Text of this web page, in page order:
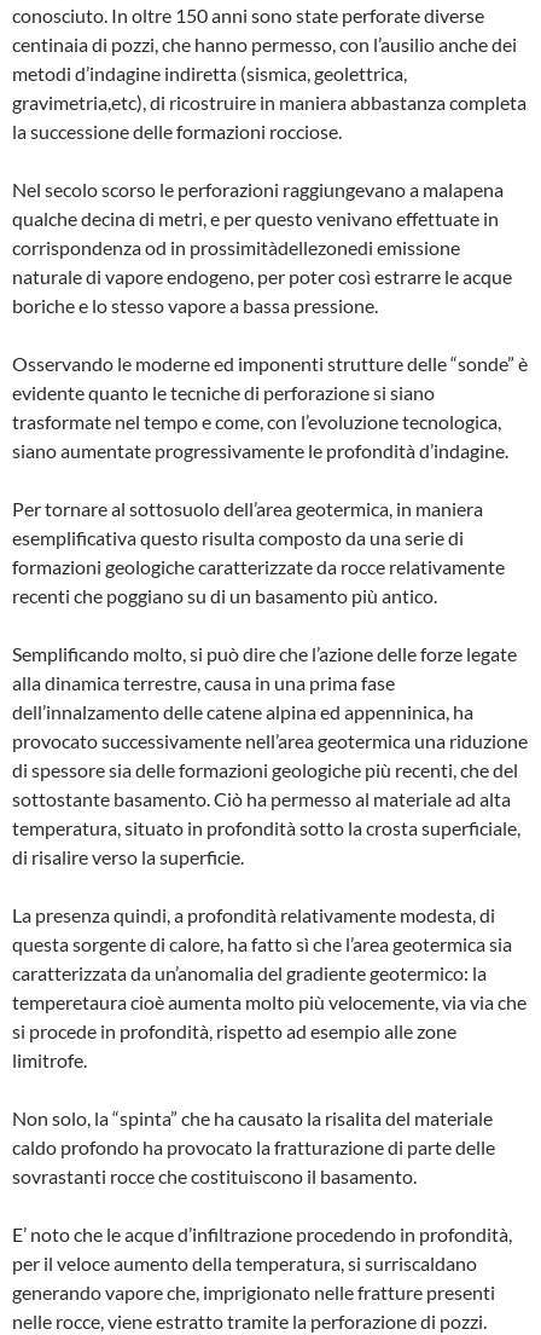
conosciuto. In oltre 150 anni sono state perforate diverse
centinaia di pozzi, che hanno permesso, con l’ausilio anche dei
metodi d’indagine indiretta (sismica, geolettrica,
gravimetria,etc), di ricostruire in manie­ra abbastanza completa
la successione delle formazioni rocciose.
Nel secolo scorso le perforazioni raggiunge­vano a malapena
qualche decina di metri, e per questo venivano effettuate in
corrispon­denza od in prossimitàdellezonedi emissione
naturale di vapore endogeno, per poter così estrarre le acque
boriche e lo stesso vapore a bassa pressione.
Osservando le moderne ed imponenti struttu­re delle “sonde” è
evidente quanto le tecni­che di perforazione si siano
trasformate nel tempo e come, con l’evoluzione tecnologica,
siano aumentate progressivamente le profon­dità d’indagine.
Per tornare al sottosuolo dell’area geotermi­ca, in maniera
esemplificativa questo risulta composto da una serie di
formazioni geologi­che caratterizzate da rocce relativamente
recenti che poggiano su di un basamento più antico.
Semplificando molto, si può dire che l’azione delle forze legate
alla dinamica terrestre, cau­sa in una prima fase
dell’innalzamento delle catene alpina ed appenninica, ha
provocato successivamente nell’area geotermica una riduzione
di spessore sia delle formazioni ge­ologiche più recenti, che del
sottostante ba­samento. Ciò ha permesso al materiale ad alta
temperatura, situato in profondità sotto la crosta superficiale,
di risalire verso la superficie.
La presenza quindi, a profondità relativa­mente modesta, di
questa sorgente di calore, ha fatto sì che l’area geotermica sia
caratte­rizzata da un’anomalia del gradiente geoter­mico: la
temperetaura cioè aumenta molto più velocemente, via via che
si procede in profondità, rispetto ad esempio alle zone
limitrofe.
Non solo, la “spinta” che ha causato la risalita del materiale
caldo profondo ha provocato la fratturazione di parte delle
sovrastanti rocce che costituiscono il basamento.
E’ noto che le acque d’infiltrazione proceden­do in profondità,
per il veloce aumento della temperatura, si surriscaldano
generando va­pore che, imprigionato nelle fratture presenti
nelle rocce, viene estratto tramite la perfora­zione di pozzi.